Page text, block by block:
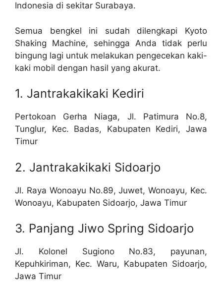
Indonesia di sekitar Surabaya.
Semua bengkel ini sudah dilengkapi Kyoto
Shaking Machine, sehingga Anda tidak perlu
bingung lagi untuk melakukan pengecekan kaki-
kaki mobil dengan hasil yang akurat.
1. Jantrakakikaki Kediri
Pertokoan Gerha Niaga, Jl. Patimura No.8,
Tunglur, Kec. Badas, Kabupaten Kediri, Jawa
Timur
2. Jantrakakikaki Sidoarjo
Jl. Raya Wonoayu No.89, Juwet, Wonoayu, Kec.
Wonoayu, Kabupaten Sidoarjo, Jawa Timur
3. Panjang Jiwo Spring Sidoarjo
Jl. Kolonel Sugiono No.83, payunan,
Kepuhkiriman, Kec. Waru, Kabupaten Sidoarjo,
Jawa Timur